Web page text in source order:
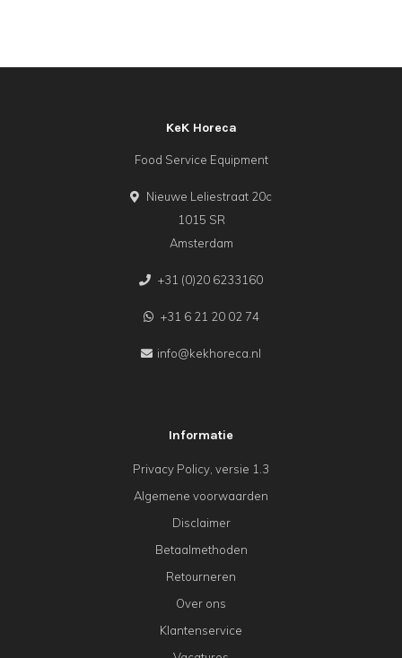
KeK Horeca
Food Service Equipment
Nieuwe Leliestraat 20c
1015 SR
Amsterdam
+31 (0)20 6233160
+31 6 21 20 02 74
info@kekhoreca.nl
Informatie
Privacy Policy, versie 1.3
Algemene voorwaarden
Disclaimer
Betaalmethoden
Retourneren
Over ons
Klantenservice